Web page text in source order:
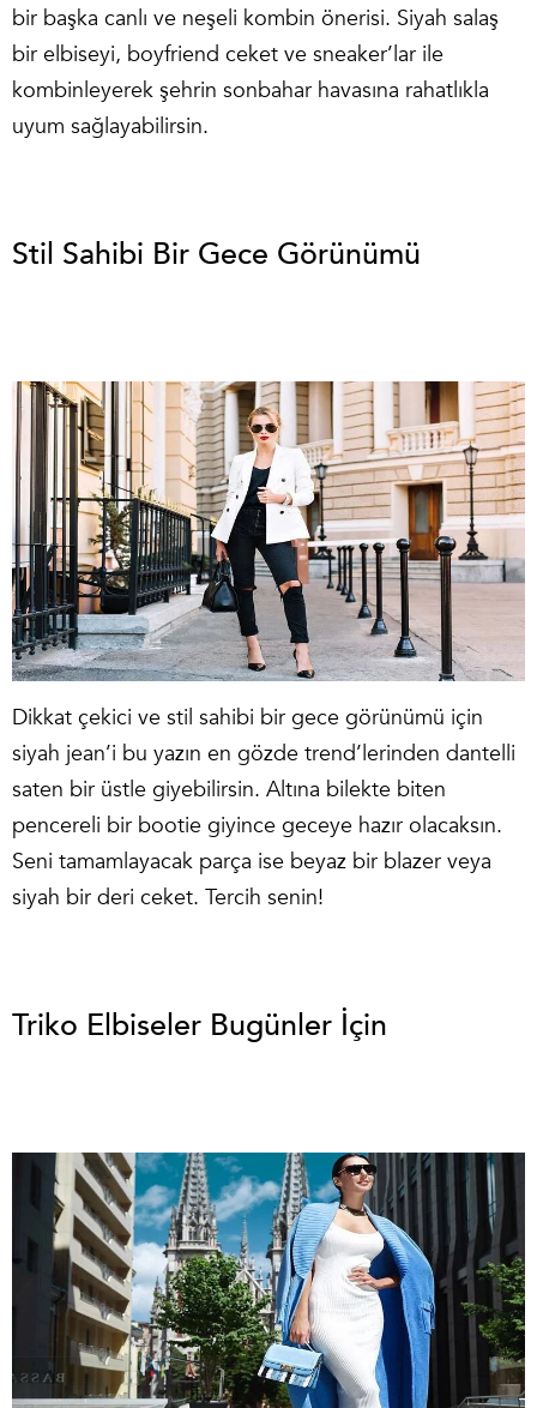
bir başka canlı ve neşeli kombin önerisi. Siyah salaş
bir elbiseyi, boyfriend ceket ve sneaker’lar ile
kombinleyerek şehrin sonbahar havasına rahatlıkla
uyum sağlayabilirsin.
Stil Sahibi Bir Gece Görünümü
Dikkat çekici ve stil sahibi bir gece görünümü için
siyah jean’i bu yazın en gözde trend’lerinden dantelli
saten bir üstle giyebilirsin. Altına bilekte biten
pencereli bir bootie giyince geceye hazır olacaksın.
Seni tamamlayacak parça ise beyaz bir blazer veya
siyah bir deri ceket. Tercih senin!
Triko Elbiseler Bugünler İçin